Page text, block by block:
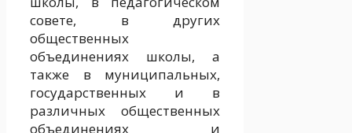
совете, в других
общественных
объединениях школы, а
также в муниципальных,
государственных и в
различных общественных
объединениях и